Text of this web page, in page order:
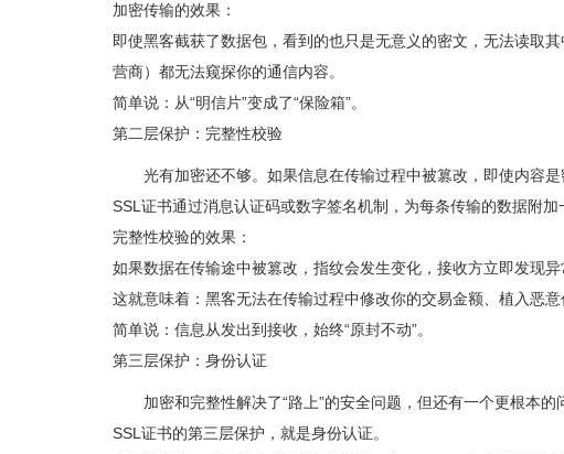
加密传输的效果：
即使黑客截获了数据包，看到的也只是无意义的密文，无法读取
营商）都无法窥探你的通信内容。
简单说：从“明信片”变成了“保险箱”。
第二层保护：完整性校验
光有加密还不够。如果信息在传输过程中被篡改，即使内容是
SSL证书通过消息认证码或数字签名机制，为每条传输的数据附
完整性校验的效果：
如果数据在传输途中被篡改，指纹会发生变化，接收方立即发现
这就意味着：黑客无法在传输过程中修改你的交易金额、植入恶
简单说：信息从发出到接收，始终“原封不动”。
第三层保护：身份认证
加密和完整性解决了“路上”的安全问题，但还有一个更根本
SSL证书的第三层保护，就是身份认证。